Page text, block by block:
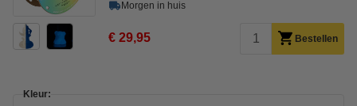
Morgen in huis
€ 29,95 Bestellen
Kleur: